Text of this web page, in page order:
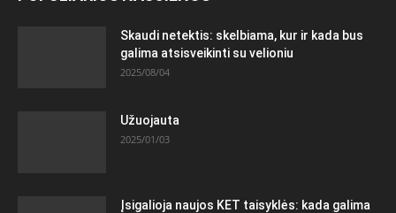
Skaudi netektis: skelbiama, kur ir kada bus
galima atsisveikinti su velioniu
2025/08/04
Užuojauta
2025/01/03
Įsigalioja naujos KET taisyklės: kada galima